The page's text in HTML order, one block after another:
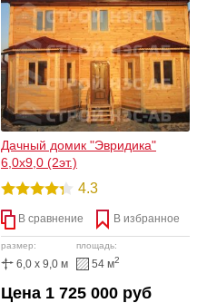
минеральная вата компании
«Кнауф», что повышает
пожаробезопасность и
экологичность домика.
Дачный домик "Эвридика"
6,0х9,0 (2эт.)
4.3
В сравнение В избранное
размер:
6,0 x 9,0 м
площадь:
54 м2
Цена 1 725 000 руб